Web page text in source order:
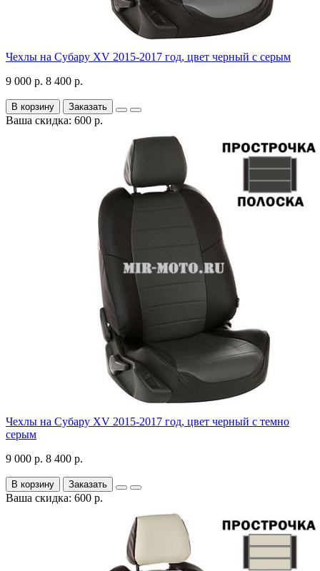
Чехлы на Субару XV 2015-2017 год, цвет черный с серым
9 000 р. 8 400 р.
В корзину Заказать
Ваша скидка: 600 р.
Чехлы на Субару XV 2015-2017 год, цвет черный с темно
серым
9 000 р. 8 400 р.
В корзину Заказать
Ваша скидка: 600 р.